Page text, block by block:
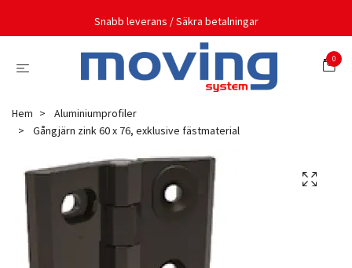
Snabb leverans / Säkra betalningar
0
Hem
Aluminiumprofiler
Gångjärn zink 60 x 76, exklusive fästmaterial